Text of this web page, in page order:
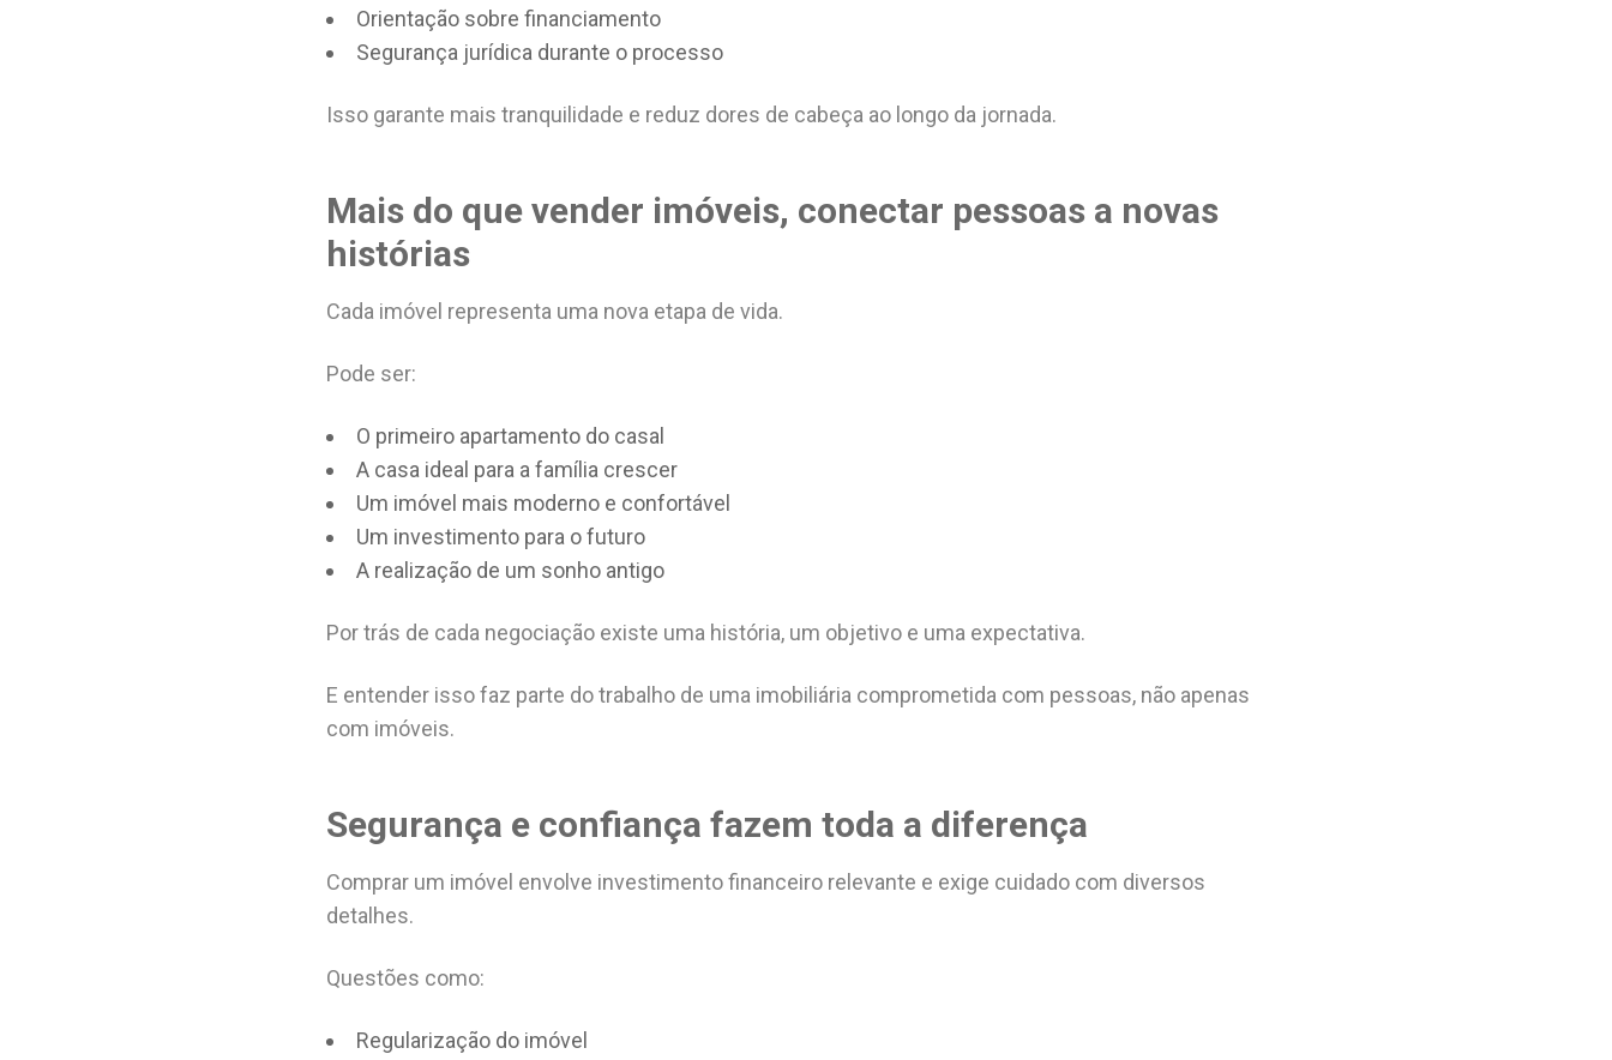
Orientação sobre financiamento
Segurança jurídica durante o processo
Isso garante mais tranquilidade e reduz dores de cabeça ao longo da jornada.
Mais do que vender imóveis, conectar pessoas a novas
histórias
Cada imóvel representa uma nova etapa de vida.
Pode ser:
O primeiro apartamento do casal
A casa ideal para a família crescer
Um imóvel mais moderno e confortável
Um investimento para o futuro
A realização de um sonho antigo
Por trás de cada negociação existe uma história, um objetivo e uma expectativa.
E entender isso faz parte do trabalho de uma imobiliária comprometida com pessoas, não apenas
com imóveis.
Segurança e confiança fazem toda a diferença
Comprar um imóvel envolve investimento financeiro relevante e exige cuidado com diversos
detalhes.
Questões como:
Regularização do imóvel